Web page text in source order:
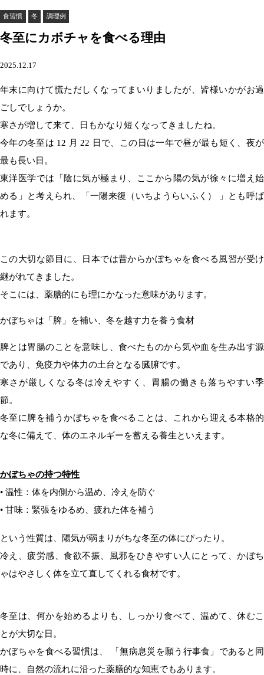
食習慣 冬 調理例
冬至にカボチャを食べる理由
2025.12.17
年末に向けて慌ただしくなってまいりましたが、皆様いかがお過
ごしでしょうか。
寒さが増して来て、日もかなり短くなってきましたね。
今年の冬至は 12 月 22 日で、この日は一年で昼が最も短く、夜が
最も長い日。
東洋医学では「陰に気が極まり、ここから陽の気が徐々に増え始
める」と考えられ、「一陽来復（いちようらいふく） 」とも呼ば
れます。
この大切な節目に、日本では昔からかぼちゃを食べる風習が受け
継がれてきました。
そこには、薬膳的にも理にかなった意味があります。
かぼちゃは「脾」を補い、冬を越す力を養う食材
脾とは胃腸のことを意味し、食べたものから気や血を生み出す源
であり、免疫力や体力の土台となる臓腑です。
寒さが厳しくなる冬は冷えやすく、胃腸の働きも落ちやすい季
節。
冬至に脾を補うかぼちゃを食べることは、これから迎える本格的
な冬に備えて、体のエネルギーを蓄える養生といえます。
かぼちゃの持つ特性
• 温性：体を内側から温め、冷えを防ぐ
• 甘味：緊張をゆるめ、疲れた体を補う
という性質は、陽気が弱まりがちな冬至の体にぴったり。
冷え、疲労感、食欲不振、風邪をひきやすい人にとって、かぼち
ゃはやさしく体を立て直してくれる食材です。
冬至は、何かを始めるよりも、しっかり食べて、温めて、休むこ
とが大切な日。
かぼちゃを食べる習慣は、 「無病息災を願う行事食」であると同
時に、自然の流れに沿った薬膳的な知恵でもあります。